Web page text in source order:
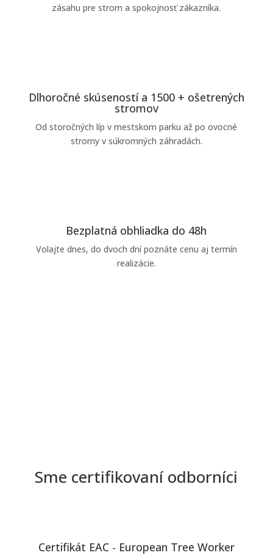
zásahu pre strom a spokojnosť zákazníka.
Dlhoročné skúseností a 1500 + ošetrených
stromov
Od storočných líp v mestskom parku až po ovocné
stromy v súkromných záhradách.
Bezplatná obhliadka do 48h
Volajte dnes, do dvoch dní poznáte cenu aj termín
realizácie.
Sme certifikovaní odborníci
Certifikát EAC - European Tree Worker